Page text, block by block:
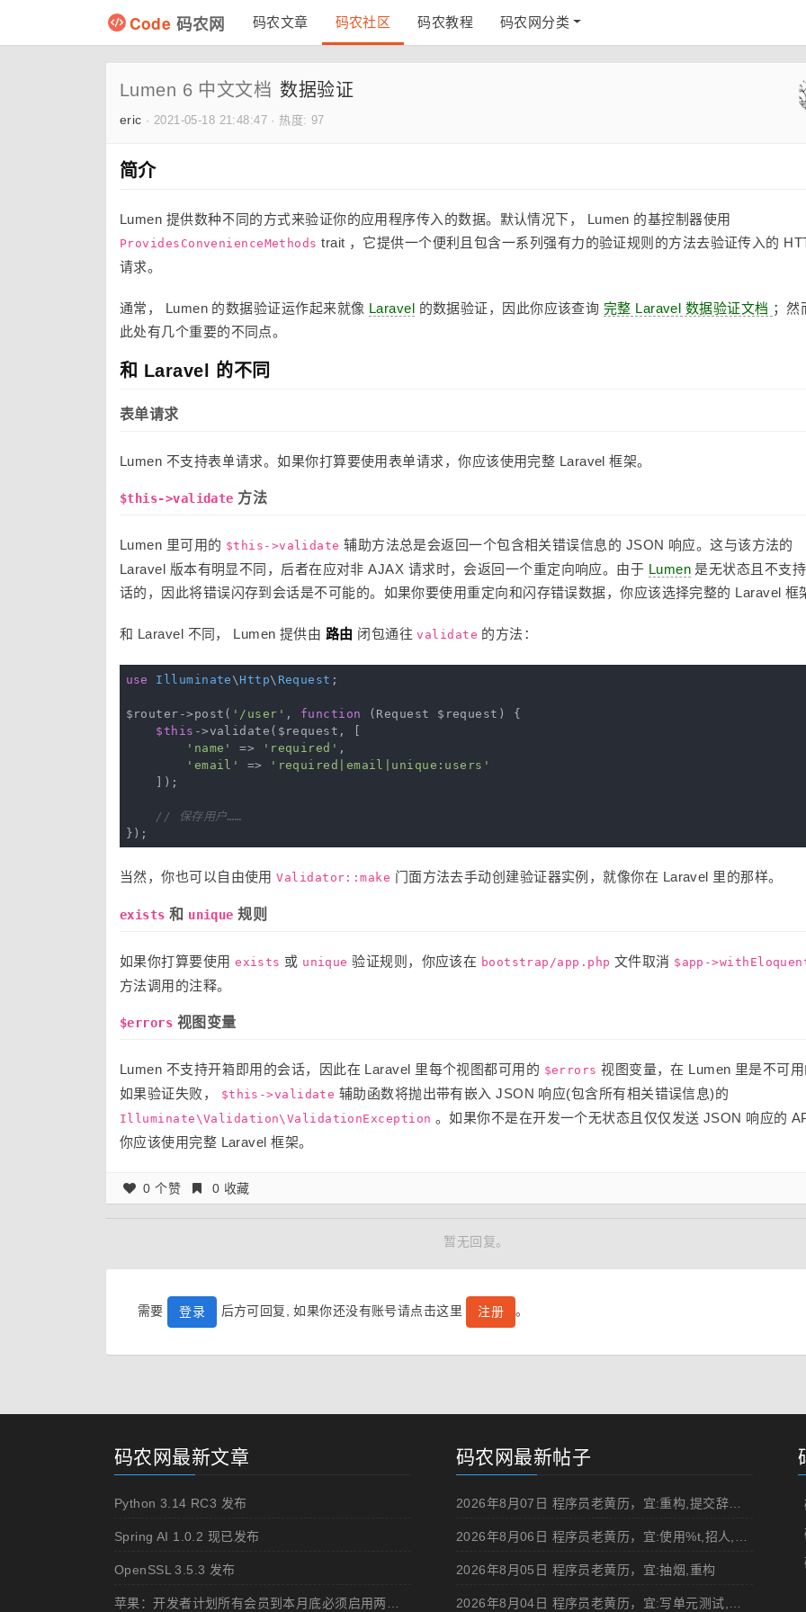
Code 码农网 码农文章 码农社区 码农教程 码农网分类
Lumen 6 中文文档 数据验证
eric · 2021-05-18 21:48:47 · 热度: 97
简介
Lumen 提供数种不同的方式来验证你的应用程序传入的数据。默认情况下， Lumen 的基控制器使用
ProvidesConvenienceMethods trait ，它提供一个便利且包含一系列强有力的验证规则的方法去验证传入的
请求。
通常， Lumen 的数据验证运作起来就像 Laravel 的数据验证，因此你应该查询 完整 Laravel 数据验证文档 ；然
此处有几个重要的不同点。
和 Laravel 的不同
表单请求
Lumen 不支持表单请求。如果你打算要使用表单请求，你应该使用完整 Laravel 框架。
$this->validate 方法
Lumen 里可用的 $this->validate 辅助方法总是会返回一个包含相关错误信息的 JSON 响应。这与该方法的
Laravel 版本有明显不同，后者在应对非 AJAX 请求时，会返回一个重定向响应。由于 Lumen是无状态且不支
话的，因此将错误闪存到会话是不可能的。如果你要使用重定向和闪存错误数据，你应该选择完整的 Laravel 框
和 Laravel 不同， Lumen 提供由 路由 闭包通往validate 的方法：
use Illuminate \ Http\ Request ;
$router->post( '/user' , function (Request $request)
{
$this ->validate($request, [
'name'
=> 'required' ,
'email'
=>
'required|email|unique:users'
    ]);
// 保存用户……
当然，你也可以自由使用Validator::make 门面方法去手动创建验证器实例，就像你在 Laravel 里的那样。
exists 和 unique 规则
如果你打算要使用exists 或 unique 验证规则，你应该在 bootstrap/app.php 文件取消 $app-
方法调用的注释。
$errors 视图变量
Lumen 不支持开箱即用的会话，因此在 Laravel 里每个视图都可用的 $errors 视图变量，在 Lumen 里是不可用
如果验证失败，
$this->validate 辅助函数将抛出带有嵌入 JSON 响应(包含所有相关错误信息)的
Illuminate\Validation\ValidationException 。如果你不是在开发一个无状态且仅仅发送 JSON 响应的
你应该使用完整 Laravel 框架。
0 个赞 0 收藏
暂无回复。
需要 登录 后方可回复, 如果你还没有账号请点击这里 注册 。
码农网最新文章
Python 3.14 RC3 发布
Spring AI 1.0.2 现已发布
OpenSSL 3.5.3 发布
码农网最新帖子
2026年8月07日 程序员老黄历，宜:重构,提交辞职申请,申请加薪
2026年8月05日 程序员老黄历，宜:抽烟,重构